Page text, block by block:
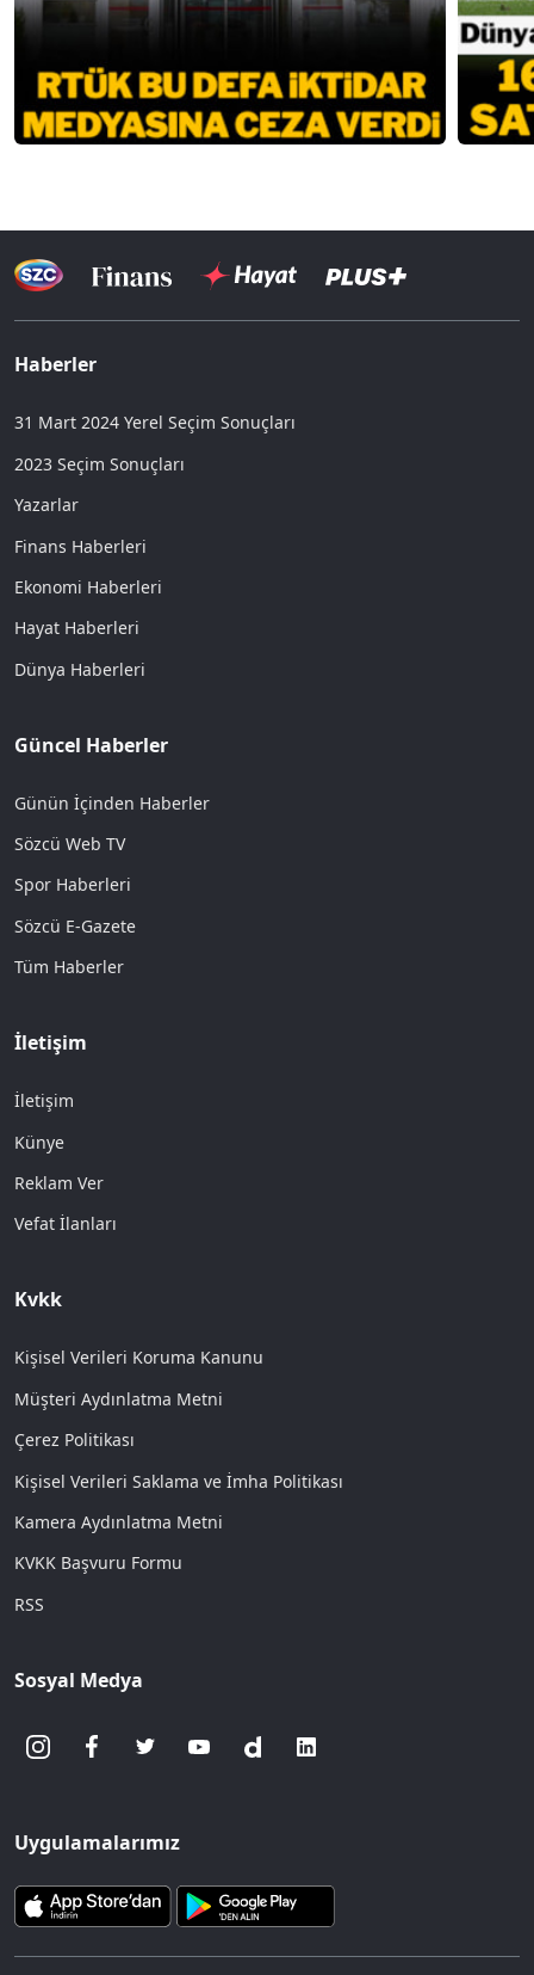
Haberler
31 Mart 2024 Yerel Seçim Sonuçları
2023 Seçim Sonuçları
Yazarlar
Finans Haberleri
Ekonomi Haberleri
Hayat Haberleri
Dünya Haberleri
Güncel Haberler
Günün İçinden Haberler
Sözcü Web TV
Spor Haberleri
Sözcü E-Gazete
Tüm Haberler
İletişim
İletişim
Künye
Reklam Ver
Vefat İlanları
Kvkk
Kişisel Verileri Koruma Kanunu
Müşteri Aydınlatma Metni
Çerez Politikası
Kişisel Verileri Saklama ve İmha Politikası
Kamera Aydınlatma Metni
KVKK Başvuru Formu
RSS
Sosyal Medya
Uygulamalarımız